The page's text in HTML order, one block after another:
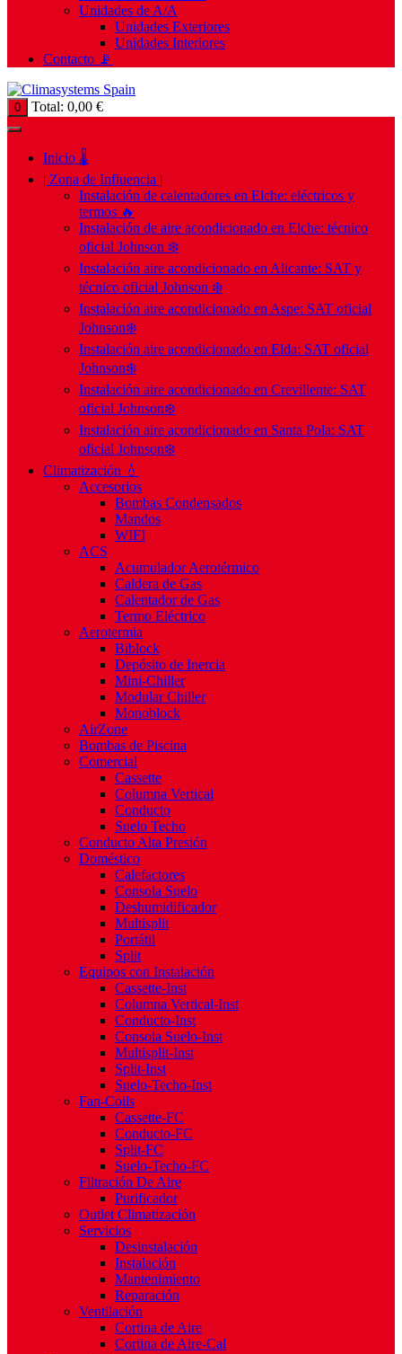
Unidades de A/A
Unidades Exteriores
Unidades Interiores
Contacto 📡
0 Total: 0,00 €
Inicio 🌡️
| Zona de Influencia |
Instalación de calentadores en Elche: eléctricos y
termos 🔥
Instalación de aire acondicionado en Elche: técnico
oficial Johnson ❄️
Instalación aire acondicionado en Alicante: SAT y
técnico oficial Johnson ❄️
Instalación aire acondicionado en Aspe: SAT oficial
Johnson❄️
Instalación aire acondicionado en Elda: SAT oficial
Johnson❄️
Instalación aire acondicionado en Crevillente: SAT
oficial Johnson❄️
Instalación aire acondicionado en Santa Pola: SAT
oficial Johnson❄️
Climatización 💧
Accesorios
Bombas Condensados
Mandos
WIFI
ACS
Acumulador Aerotérmico
Caldera de Gas
Calentador de Gas
Termo Eléctrico
Aerotermia
Biblock
Depósito de Inercia
Mini-Chiller
Modular Chiller
Monoblock
AirZone
Bombas de Piscina
Comercial
Cassette
Columna Vertical
Conducto
Suelo Techo
Conducto Alta Presión
Doméstico
Calefactores
Consola Suelo
Deshumidificador
Multisplit
Portátil
Split
Equipos con Instalación
Cassette-Inst
Columna Vertical-Inst
Conducto-Inst
Consola Suelo-Inst
Multisplit-Inst
Split-Inst
Suelo-Techo-Inst
Fan-Coils
Cassette-FC
Conducto-FC
Split-FC
Suelo-Techo-FC
Filtración De Aire
Purificador
Outlet Climatización
Servicios
Desinstalación
Instalación
Mantenimiento
Reparación
Ventilación
Cortina de Aire
Cortina de Aire-Cal